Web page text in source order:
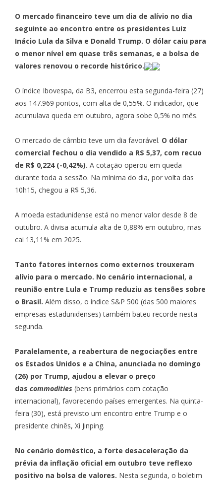
O mercado financeiro teve um dia de alívio no dia
seguinte ao encontro entre os presidentes Luiz
Inácio Lula da Silva e Donald Trump. O dólar caiu para
o menor nível em quase três semanas, e a bolsa de
valores renovou o recorde histórico.
O índice Ibovespa, da B3, encerrou esta segunda-feira (27)
aos 147.969 pontos, com alta de 0,55%. O indicador, que
acumulava queda em outubro, agora sobe 0,5% no mês.
O mercado de câmbio teve um dia favorável. O dólar
comercial fechou o dia vendido a R$ 5,37, com recuo
de R$ 0,224 (-0,42%). A cotação operou em queda
durante toda a sessão. Na mínima do dia, por volta das
10h15, chegou a R$ 5,36.
A moeda estadunidense está no menor valor desde 8 de
outubro. A divisa acumula alta de 0,88% em outubro, mas
cai 13,11% em 2025.
Tanto fatores internos como externos trouxeram
alívio para o mercado. No cenário internacional, a
reunião entre Lula e Trump reduziu as tensões sobre
o Brasil. Além disso, o índice S&P 500 (das 500 maiores
empresas estadunidenses) também bateu recorde nesta
segunda.
Paralelamente, a reabertura de negociações entre
os Estados Unidos e a China, anunciada no domingo
(26) por Trump, ajudou a elevar o preço
das commodities (bens primários com cotação
internacional), favorecendo países emergentes. Na quinta-
feira (30), está previsto um encontro entre Trump e o
presidente chinês, Xi Jinping.
No cenário doméstico, a forte desaceleração da
prévia da inflação oficial em outubro teve reflexo
positivo na bolsa de valores. Nesta segunda, o boletim